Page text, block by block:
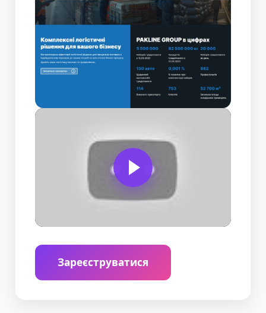
Зареєструватися